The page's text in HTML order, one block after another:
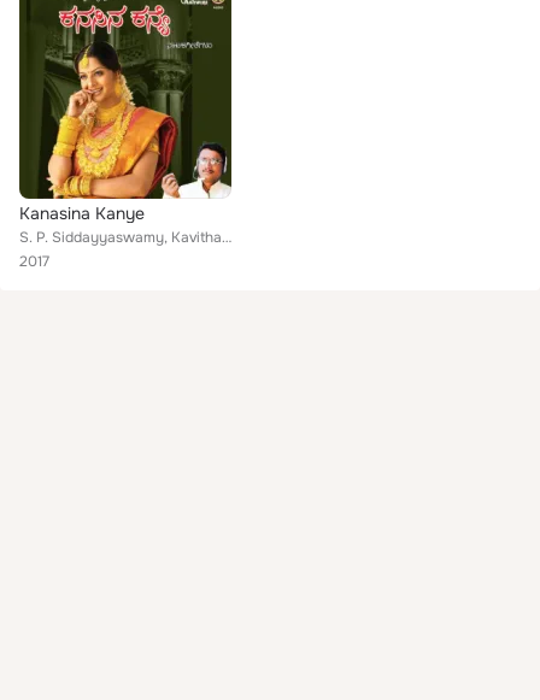
Kanasina Kanye
S. P. Siddayyaswamy, Kavithaala
2017